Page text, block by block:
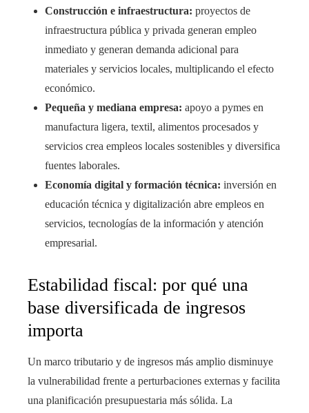
Construcción e infraestructura: proyectos de
infraestructura pública y privada generan empleo
inmediato y generan demanda adicional para
materiales y servicios locales, multiplicando el efecto
económico.
Pequeña y mediana empresa: apoyo a pymes en
manufactura ligera, textil, alimentos procesados y
servicios crea empleos locales sostenibles y diversifica
fuentes laborales.
Economía digital y formación técnica: inversión en
educación técnica y digitalización abre empleos en
servicios, tecnologías de la información y atención
empresarial.
Estabilidad fiscal: por qué una
base diversificada de ingresos
importa
Un marco tributario y de ingresos más amplio disminuye
la vulnerabilidad frente a perturbaciones externas y facilita
una planificación presupuestaria más sólida. La